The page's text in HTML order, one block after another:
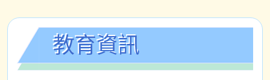
教育資訊